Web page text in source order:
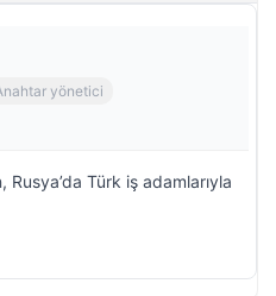
yönetici
Rusya’da Türk iş adamlarıyla